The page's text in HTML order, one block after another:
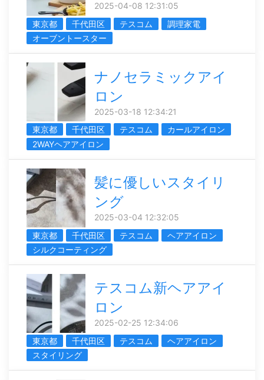
2025-04-08 12:31:05
東京都
千代田区 テスコム
調理家電
オーブントースター
ナノセラミックアイ
ロン
2025-03-18 12:34:21
東京都
千代田区 テスコム
カールアイロン
2WAYヘアアイロン
髪に優しいスタイリ
ング
2025-03-04 12:32:05
東京都
千代田区 テスコム
ヘアアイロン
シルクコーティング
テスコム新ヘアアイ
ロン
2025-02-25 12:34:06
東京都
千代田区 テスコム
ヘアアイロン
スタイリング